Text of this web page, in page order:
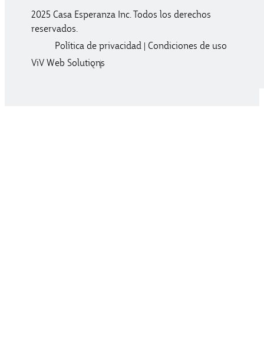
2025 Casa Esperanza Inc. Todos los derechos
reservados.
Política de privacidad
Condiciones de uso
ViV Web Solutions